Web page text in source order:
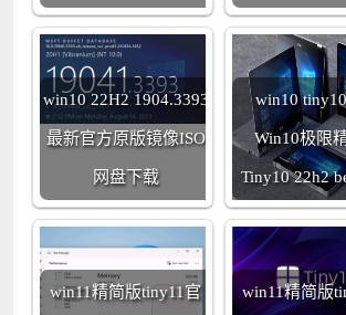
win10 22H2 1904.3393
最新官方原版镜像ISO
网盘下载
win10
Win10极限
Tiny10 22h2
win11精简版tiny11官 win11精简版